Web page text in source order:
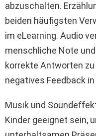
abzuschalten.
beiden häufigsten
im eLearning. Audio
menschliche Note
korrekte Antworten
negatives Feedback
Musik und
Kinder geeignet sein,